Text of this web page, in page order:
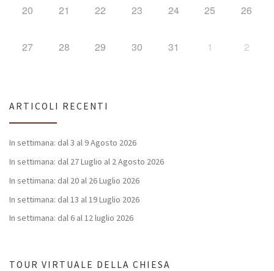
20 21 22 23 24 25 26
27 28 29 30 31 1 2
ARTICOLI RECENTI
In settimana: dal 3 al 9 Agosto 2026
In settimana: dal 27 Luglio al 2 Agosto 2026
In settimana: dal 20 al 26 Luglio 2026
In settimana: dal 13 al 19 Luglio 2026
In settimana: dal 6 al 12 luglio 2026
TOUR VIRTUALE DELLA CHIESA